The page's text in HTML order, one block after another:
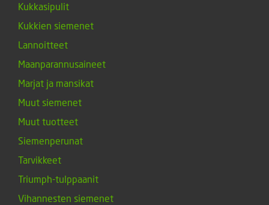
Kukkasipulit
Kukkien siemenet
Lannoitteet
Maanparannusaineet
Marjat ja mansikat
Muut siemenet
Muut tuotteet
Siemenperunat
Tarvikkeet
Triumph-tulppaanit
Vihannesten siemenet